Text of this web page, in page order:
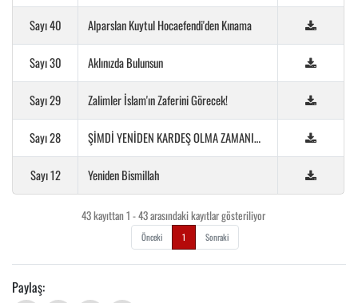
Sayı 40 Alparslan Kuytul Hocaefendi'den Kınama
Sayı 30 Aklınızda Bulunsun
Sayı 29 Zalimler İslam'ın Zaferini Görecek!
Sayı 28 ŞİMDİ YENİDEN KARDEŞ OLMA ZAMANI…
Sayı 12 Yeniden Bismillah
43 kayıttan 1 - 43 arasındaki kayıtlar gösteriliyor
Önceki 1 Sonraki
Paylaş: